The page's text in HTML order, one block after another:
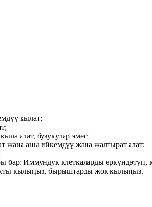
кылат;
алат, бузукулар эмес;
жана аны ийкемдүү жана жалтырат алат;
бар: Иммундук клеткаларды өркүндөтүп,
кылыңыз, бырыштарды жок кылыңыз.